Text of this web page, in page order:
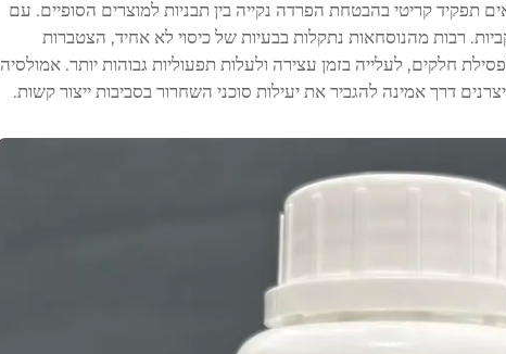
תפקיד קריטי בהבטחת הפרדה נקייה בין תבניות למוצרים הסופיים. עם
רבות מהנוסחאות נתקלות בבעיות של כיסוי לא אחיד, הצטברות
חלקים, לעלייה בזמן עצירה ולעלות תפעוליות גבוהות יותר. אמולסיה
דרך אמינה להגביר את יעילות סוכני השחרור בסביבות ייצור קשות.